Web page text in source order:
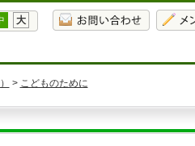
大
> こどものために